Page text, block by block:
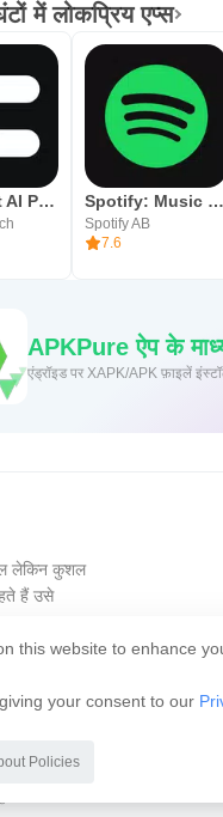
में लोकप्रिय एप्स
Chai: Chat AI Platform Spotify: Music and Podcasts
Spotify AB
7.6
APKPure ऐप के
एंड्रॉइड पर
this website to enhance
your consent to our
Policies
लेकिन कुशल
हैं उसे